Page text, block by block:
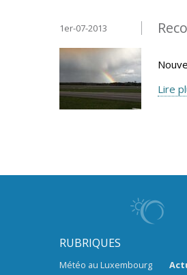
1er-07-2013
Lire
RUBRIQUES
Météo au Luxembourg